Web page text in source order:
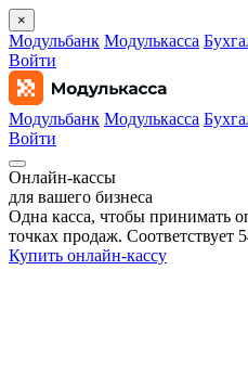
×
Модульбанк Модулькасса
Войти
Модульбанк Модулькасса
Войти
Онлайн‑кассы
для вашего бизнеса
Одна касса, чтобы принимать
точках продаж. Соответствует
Купить онлайн-кассу